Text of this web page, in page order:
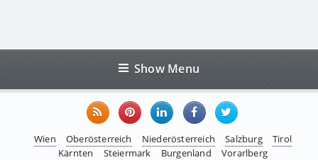
Show Menu
Wien Oberösterreich Niederösterreich Salzburg
Tirol
Kärnten
Steiermark Burgenland Vorarlberg